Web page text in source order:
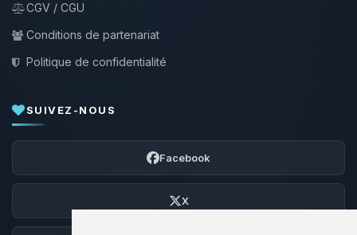
CGV / CGU
Conditions de partenariat
Politique de confidentialité
SUIVEZ-NOUS
Facebook
X